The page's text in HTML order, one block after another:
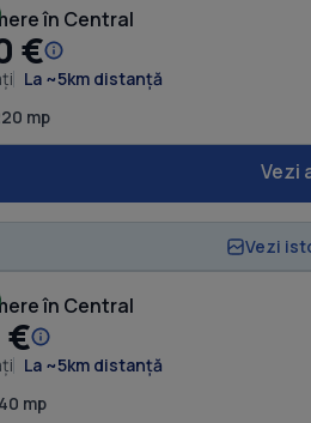
în Central
€
La ~5km distanță
mp
Vezi
Vezi
în Central
La ~5km distanță
mp